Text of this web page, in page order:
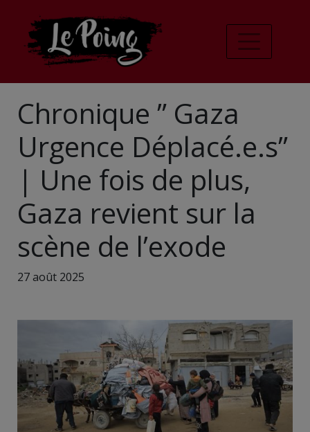
Chronique ” Gaza
Urgence Déplacé.e.s”
| Une fois de plus,
Gaza revient sur la
scène de l’exode
27 août 2025